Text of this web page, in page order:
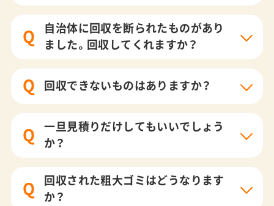
Q
自治体に回収を断られたものがあり
ました。回収してくれますか？
Q 回収できないものはありますか？
Q
一旦見積りだけしてもいいでしょう
か？
Q
回収された粗大ゴミはどうなります
か？